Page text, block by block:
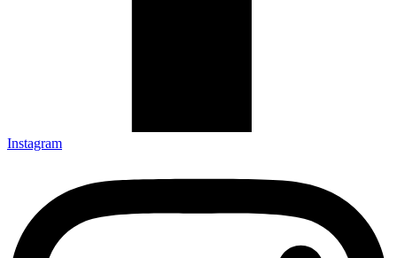
Instagram